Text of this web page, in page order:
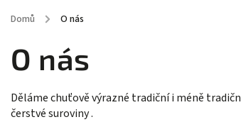
Produkty
Domů / O nás
O nás
Děláme chuťově výrazné tradiční i méně
čerstvé suroviny .